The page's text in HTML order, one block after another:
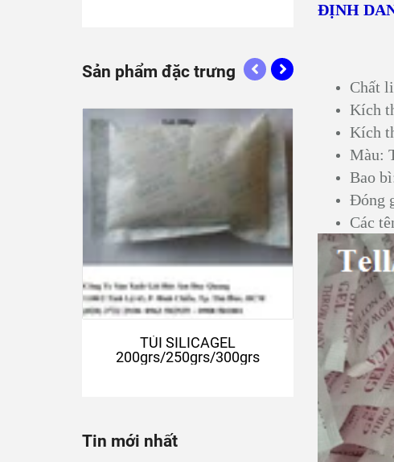
ĐỊNH
Chất
Kích
Kích
Màu:
Bao
Đóng
Các
Sản phẩm đặc trưng
TÚI SILICAGEL
200grs/250grs/300grs
Tin mới nhất